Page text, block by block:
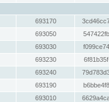
693170
693050
693030
693230
693240
693190
693010